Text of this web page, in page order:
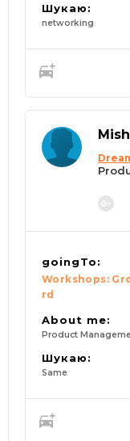
Шукаю:
networking
goingTo:
Workshops:
rd
About me:
Product
Шукаю:
Same